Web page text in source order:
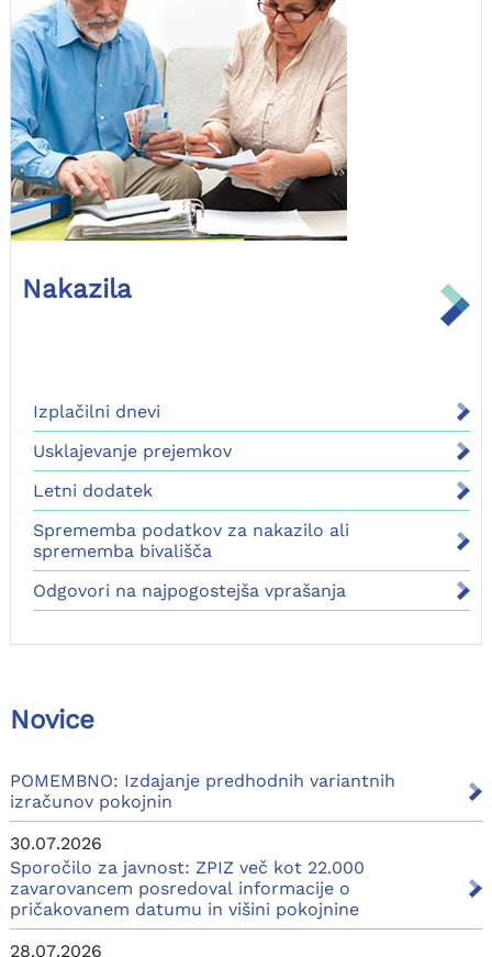
Nakazila
Izplačilni dnevi
Usklajevanje prejemkov
Letni dodatek
Sprememba podatkov za nakazilo ali
sprememba bivališča
Odgovori na najpogostejša vprašanja
Novice
POMEMBNO: Izdajanje predhodnih variantnih
izračunov pokojnin
30.07.2026
Sporočilo za javnost: ZPIZ več kot 22.000
zavarovancem posredoval informacije o
pričakovanem datumu in višini pokojnine
28.07.2026